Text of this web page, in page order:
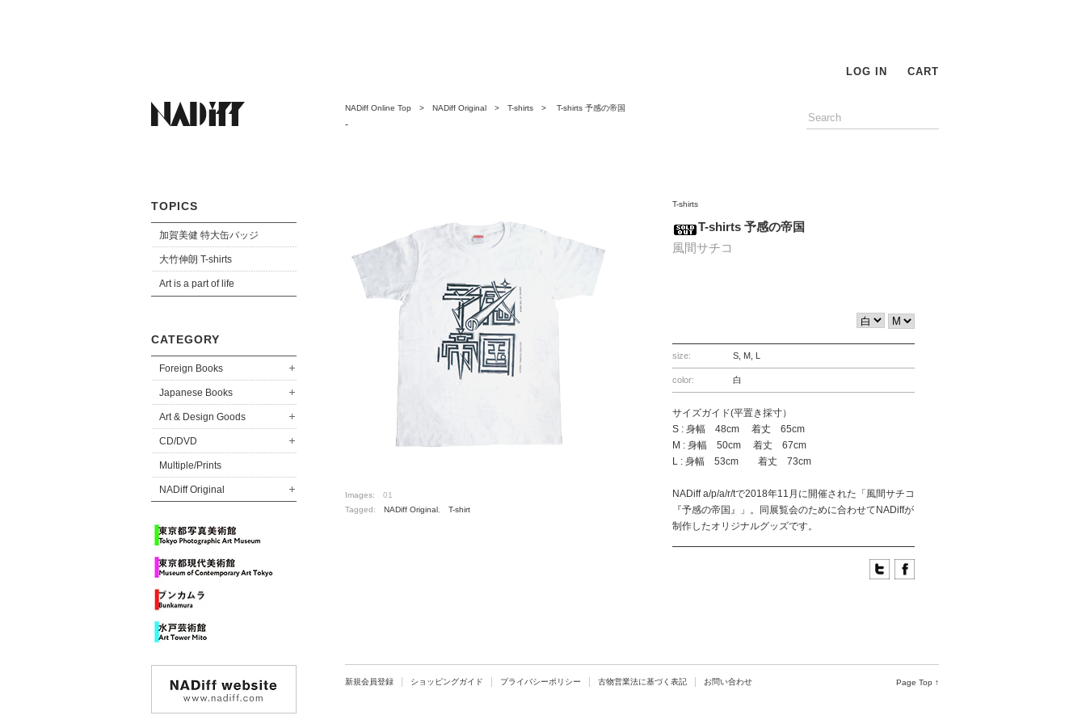
TOPICS
加賀美健 特大缶バッジ
大竹伸朗 T-shirts
Art is a part of life
CATEGORY
Foreign Books
Japanese Books
Art & Design Goods
CD/DVD
Multiple/Prints
NADiff Original
LOG IN CART
NADiff Online Top > NADiff Original > T-shirts > T-shirts 予感の帝国
-
Images: 01
Tagged: NADiff Original T-shirt
T-shirts
T-shirts 予感の帝国
風間サチコ
size: S, M, L
color: 白
サイズガイド(平置き採寸）
S : 身幅 48cm 着丈 65cm
M : 身幅 50cm 着丈 67cm
L : 身幅 53cm 着丈 73cm
NADiff a/p/a/r/tで2018年11月に開催された「風間サチコ
『予感の帝国』」。同展覧会のために合わせてNADiffが
制作したオリジナルグッズです。
Page Top ↑
新規会員登録 ショッピングガイド プライバシーポリシー 古物営業法に基づく表記 お問い合わせ